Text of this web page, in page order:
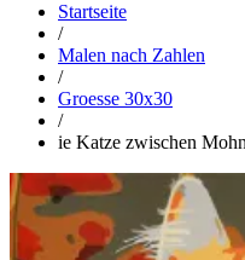
Startseite
/
Malen nach Zahlen
/
Groesse 30x30
/
ie Katze zwischen